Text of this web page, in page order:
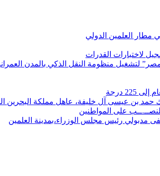
مطار العلمين الدولي
لاختبارات القدرات
لتشغيل منظومة النقل الذكي بالمدن
درجة
حمد بن عيسى آل خليفة، عاهل مملكة البحرين
على المواطنين
مدبولي رئيس مجلس الوزراء،بمدينة العلمين